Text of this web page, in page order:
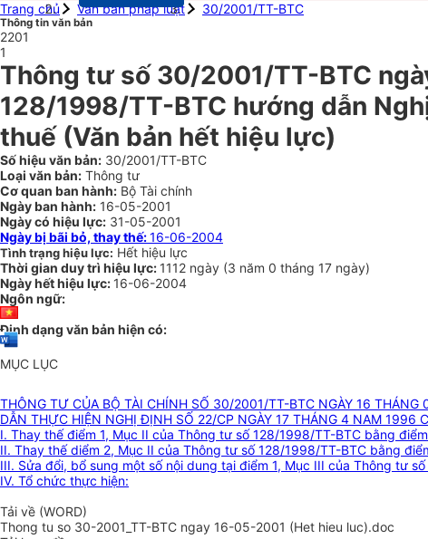
Trang chủ
Văn bản pháp luật 30/2001/TT-BTC
Thông tin văn bản
2201
1
Thông tư số 30/2001/TT-BTC
128/1998/TT-BTC hướng dẫn
thuế (Văn bản hết hiệu lực)
Số hiệu văn bản: 30/2001/TT-BTC
Loại văn bản: Thông tư
Cơ quan ban hành: Bộ Tài chính
Ngày ban hành: 16-05-2001
Ngày có hiệu lực: 31-05-2001
Ngày bị bãi bỏ, thay thế:16-06-2004
Tình trạng hiệu lực: Hết hiệu lực
Thời gian duy trì hiệu lực: 1112 ngày (3 năm 0 tháng 17 ngày)
Ngày hết hiệu lực: 16-06-2004
Ngôn ngữ:
Định dạng văn bản hiện có:
MỤC LỤC
THÔNG TƯ CỦA BỘ TÀI CHÍNH SỐ 30/2001/TT-BTC NGÀY 16
DẪN THỰC HIỆN NGHỊ ĐỊNH SỐ 22/CP NGÀY 17 THÁNG 4 NAM 1996
I. Thay thế điểm 1, Mục II của Thông tư số 128/1998/TT-BTC bằng
II. Thay thế diểm 2, Mục II của Thông tư số 128/1998/TT-BTC bằng
III. Sửa đổi, bổ sung một số nội dung tại điểm 1, Mục III của Thông tư
IV. Tổ chức thực hiện:
Tải về (WORD)
Thong tu so 30-2001_TT-BTC ngay 16-05-2001 (Het hieu luc).doc